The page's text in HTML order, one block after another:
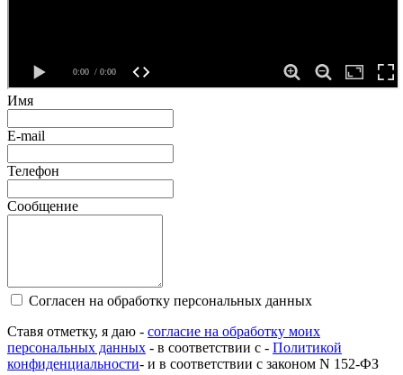
Имя
E-mail
Телефон
Сообщение
Согласен на обработку персональных данных
Ставя отметку, я даю - согласие на обработку моих
персональных данных - в соответствии с - Политикой
конфиденциальности- и в соответствии с законом N 152-ФЗ